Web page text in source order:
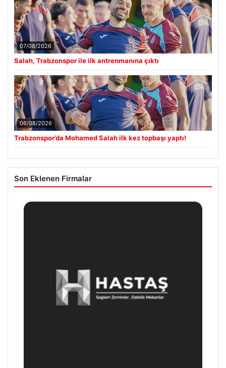
07/08/2026
Salah, Trabzonspor ile ilk antrenmanına çıktı
06/08/2026
Trabzonspor’da Mohamed Salah ilk kez topbaşı yaptı!
Son Eklenen Firmalar